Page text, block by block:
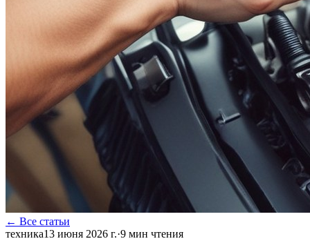
← Все статьи
техника13 июня 2026 г.·9 мин чтения